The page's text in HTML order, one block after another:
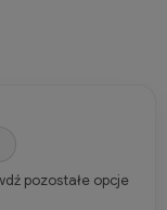
pozostałe opcje